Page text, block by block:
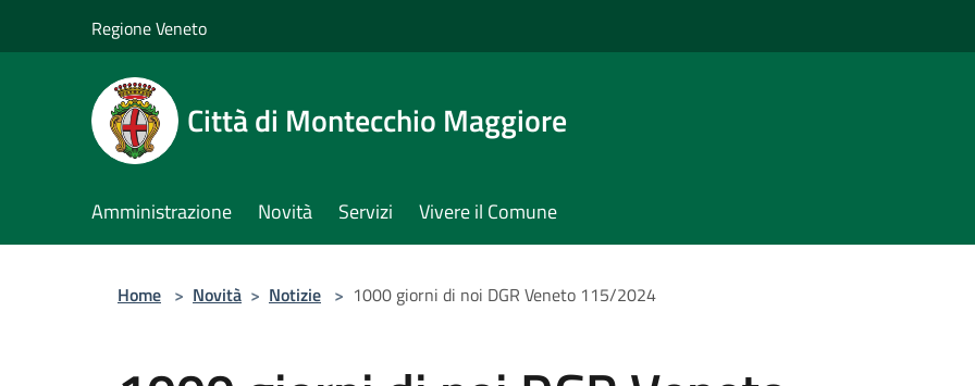
Regione Veneto
Città di Montecchio Maggiore
Amministrazione Novità Servizi Vivere il Comune
Home > Novità > Notizie > 1000 giorni di noi DGR Veneto 115/2024